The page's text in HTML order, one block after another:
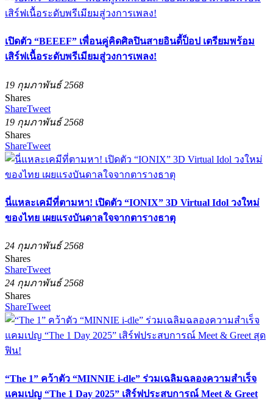
เปิดตัว “BEEEF” เพื่อนคู่คิดศิลปินสายอินดี้ป็อป เตรียมพร้อม
เสิร์ฟเนื้อระดับพรีเมียมสู่วงการเพลง!
19 กุมภาพันธ์ 2568
Shares
ShareTweet
19 กุมภาพันธ์ 2568
Shares
ShareTweet
นี่แหละเคมีที่ตามหา! เปิดตัว “IONIX” 3D Virtual Idol วงใหม่
ของไทย เผยแรงบันดาลใจจากตารางธาตุ
24 กุมภาพันธ์ 2568
Shares
ShareTweet
24 กุมภาพันธ์ 2568
Shares
ShareTweet
“The 1” คว้าตัว “MINNIE i-dle” ร่วมเฉลิมฉลองความสำเร็จ
แคมเปญ “The 1 Day 2025” เสิร์ฟประสบการณ์ Meet & Greet